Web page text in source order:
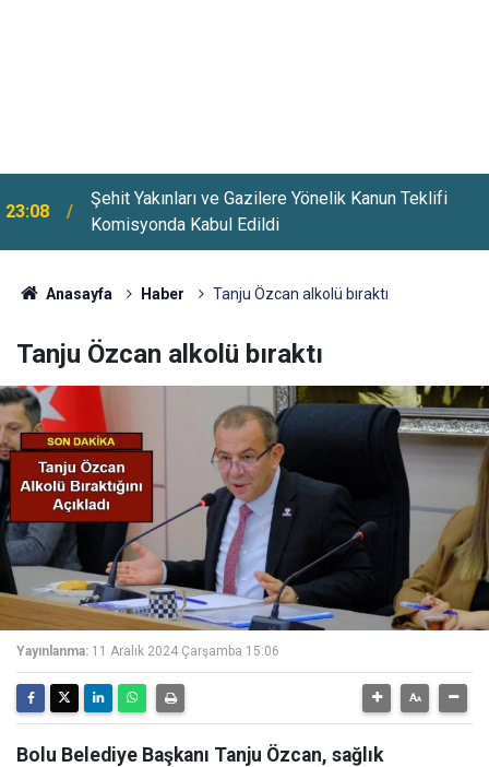
Şehit Yakınları ve Gazilere Yönelik Kanun Teklifi
Komisyonda Kabul Edildi
22:26
Üsküdar'da Bazı Yollar 5-7 Ağustos Tarihlerinde
Trafiğe Kapatılacak
Anasayfa Haber Tanju Özcan alkolü bıraktı
Tanju Özcan alkolü bıraktı
Yayınlanma: 11 Aralık 2024 Çarşamba 15:06
Bolu Belediye Başkanı Tanju Özcan, sağlık